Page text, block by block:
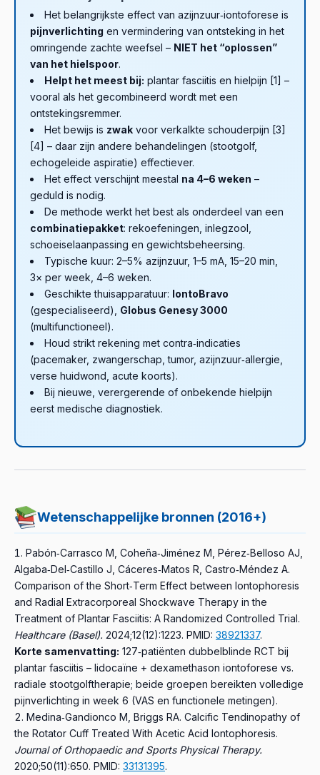
Het belangrijkste effect van azijnzuur‑iontoforese is
pijnverlichting en vermindering van ontsteking in het
omringende zachte weefsel – NIET het “oplossen”
van het hielspoor.
Helpt het meest bij: plantar fasciitis en hielpijn [1] –
vooral als het gecombineerd wordt met een
ontstekingsremmer.
Het bewijs is zwak voor verkalkte schouderpijn [3]
[4] – daar zijn andere behandelingen (stootgolf,
echogeleide aspiratie) effectiever.
Het effect verschijnt meestal na 4–6 weken –
geduld is nodig.
De methode werkt het best als onderdeel van een
combinatiepakket: rekoefeningen, inlegzool,
schoeiselaanpassing en gewichtsbeheersing.
Typische kuur: 2–5% azijnzuur, 1–5 mA, 15–20 min,
3× per week, 4–6 weken.
Geschikte thuisapparatuur: IontoBravo
(gespecialiseerd), Globus Genesy 3000
(multifunctioneel).
Houd strikt rekening met contra‑indicaties
(pacemaker, zwangerschap, tumor, azijnzuur‑allergie,
verse huidwond, acute koorts).
Bij nieuwe, verergerende of onbekende hielpijn
eerst medische diagnostiek.
Wetenschappelijke bronnen (2016+)
Pabón‑Carrasco M, Coheña‑Jiménez M, Pérez‑Belloso AJ,
Algaba‑Del‑Castillo J, Cáceres‑Matos R, Castro‑Méndez A.
Comparison of the Short‑Term Effect between Iontophoresis
and Radial Extracorporeal Shockwave Therapy in the
Treatment of Plantar Fasciitis: A Randomized Controlled Trial.
Healthcare (Basel). 2024;12(12):1223. PMID: 38921337.
Korte samenvatting: 127‑patiënten dubbelblinde RCT bij
plantar fasciitis – lidocaïne + dexamethason iontoforese vs.
radiale stootgolftherapie; beide groepen bereikten volledige
pijnverlichting in week 6 (VAS en functionele metingen).
Medina‑Gandionco M, Briggs RA. Calcific Tendinopathy of
the Rotator Cuff Treated With Acetic Acid Iontophoresis.
Journal of Orthopaedic and Sports Physical Therapy.
2020;50(11):650. PMID: 33131395.